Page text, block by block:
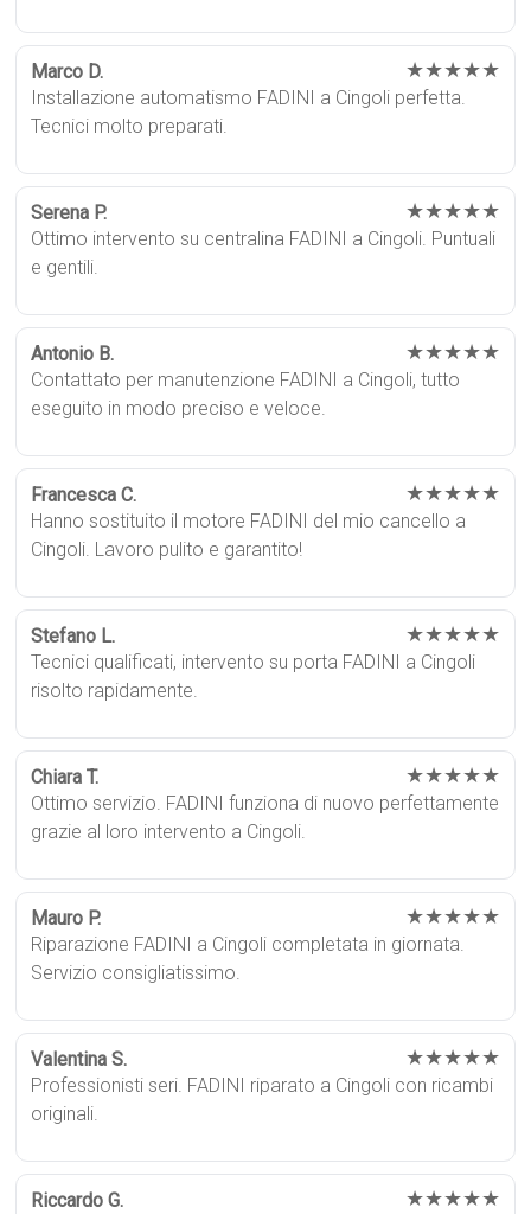
Marco D. ★★★★★
Installazione automatismo FADINI a Cingoli perfetta.
Tecnici molto preparati.
Serena P. ★★★★★
Ottimo intervento su centralina FADINI a Cingoli. Puntuali
e gentili.
Antonio B. ★★★★★
Contattato per manutenzione FADINI a Cingoli, tutto
eseguito in modo preciso e veloce.
Francesca C. ★★★★★
Hanno sostituito il motore FADINI del mio cancello a
Cingoli. Lavoro pulito e garantito!
Stefano L. ★★★★★
Tecnici qualificati, intervento su porta FADINI a Cingoli
risolto rapidamente.
Chiara T. ★★★★★
Ottimo servizio. FADINI funziona di nuovo perfettamente
grazie al loro intervento a Cingoli.
Mauro P. ★★★★★
Riparazione FADINI a Cingoli completata in giornata.
Servizio consigliatissimo.
Valentina S. ★★★★★
Professionisti seri. FADINI riparato a Cingoli con ricambi
originali.
Riccardo G. ★★★★★